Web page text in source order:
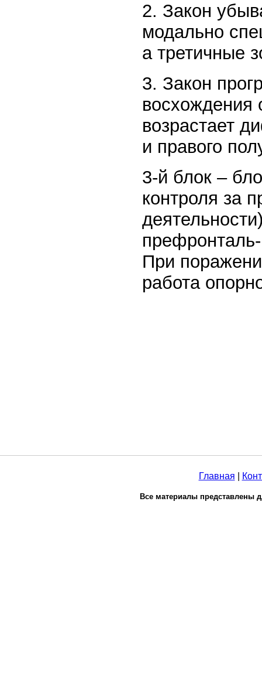
2. Закон
модально
а третичные
3. Закон
восхождения
возрастает
и правого
3-й блок –
контроля за
При
работа
Главная
Все материалы представлены